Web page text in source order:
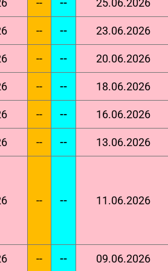
-- -- 25.06.2026
-- -- 23.06.2026
-- -- 20.06.2026
-- -- 18.06.2026
-- -- 16.06.2026
-- -- 13.06.2026
-- -- 11.06.2026
-- -- 09.06.2026